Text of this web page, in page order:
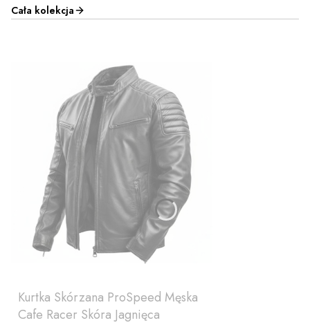
DO KOSZYKA
Cała kolekcja
Kurtka Skórzana ProSpeed Męska
Cafe Racer Skóra Jagnięca